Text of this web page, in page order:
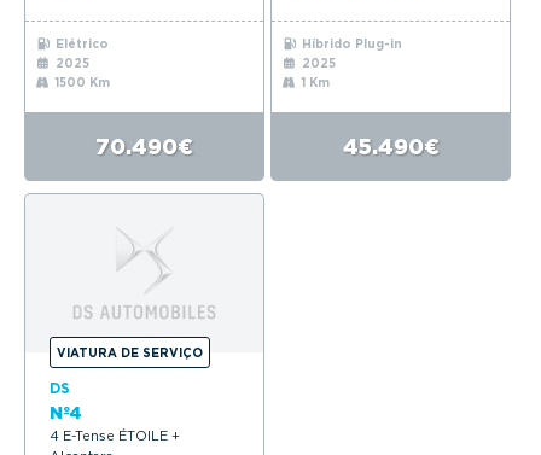
Elétrico
2025
1500 Km
70.490€
Híbrido Plug-in
2025
1 Km
45.490€
VIATURA DE SERVIÇO
DS
Nº4
4 E-Tense ÉTOILE +